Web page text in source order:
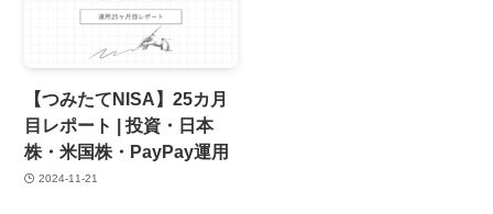
【つみたてNISA】25カ月
目レポート | 投資・日本
株・米国株・PayPay運用
2024-11-21